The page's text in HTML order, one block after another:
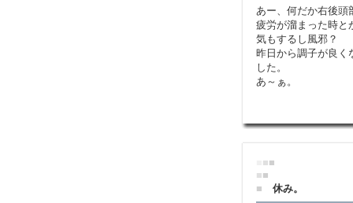
あー、何だか右後頭
疲労が溜まった時と
気もするし風邪？
昨日から調子が良く
した。
あ～ぁ。
■■
■■
■
休み。